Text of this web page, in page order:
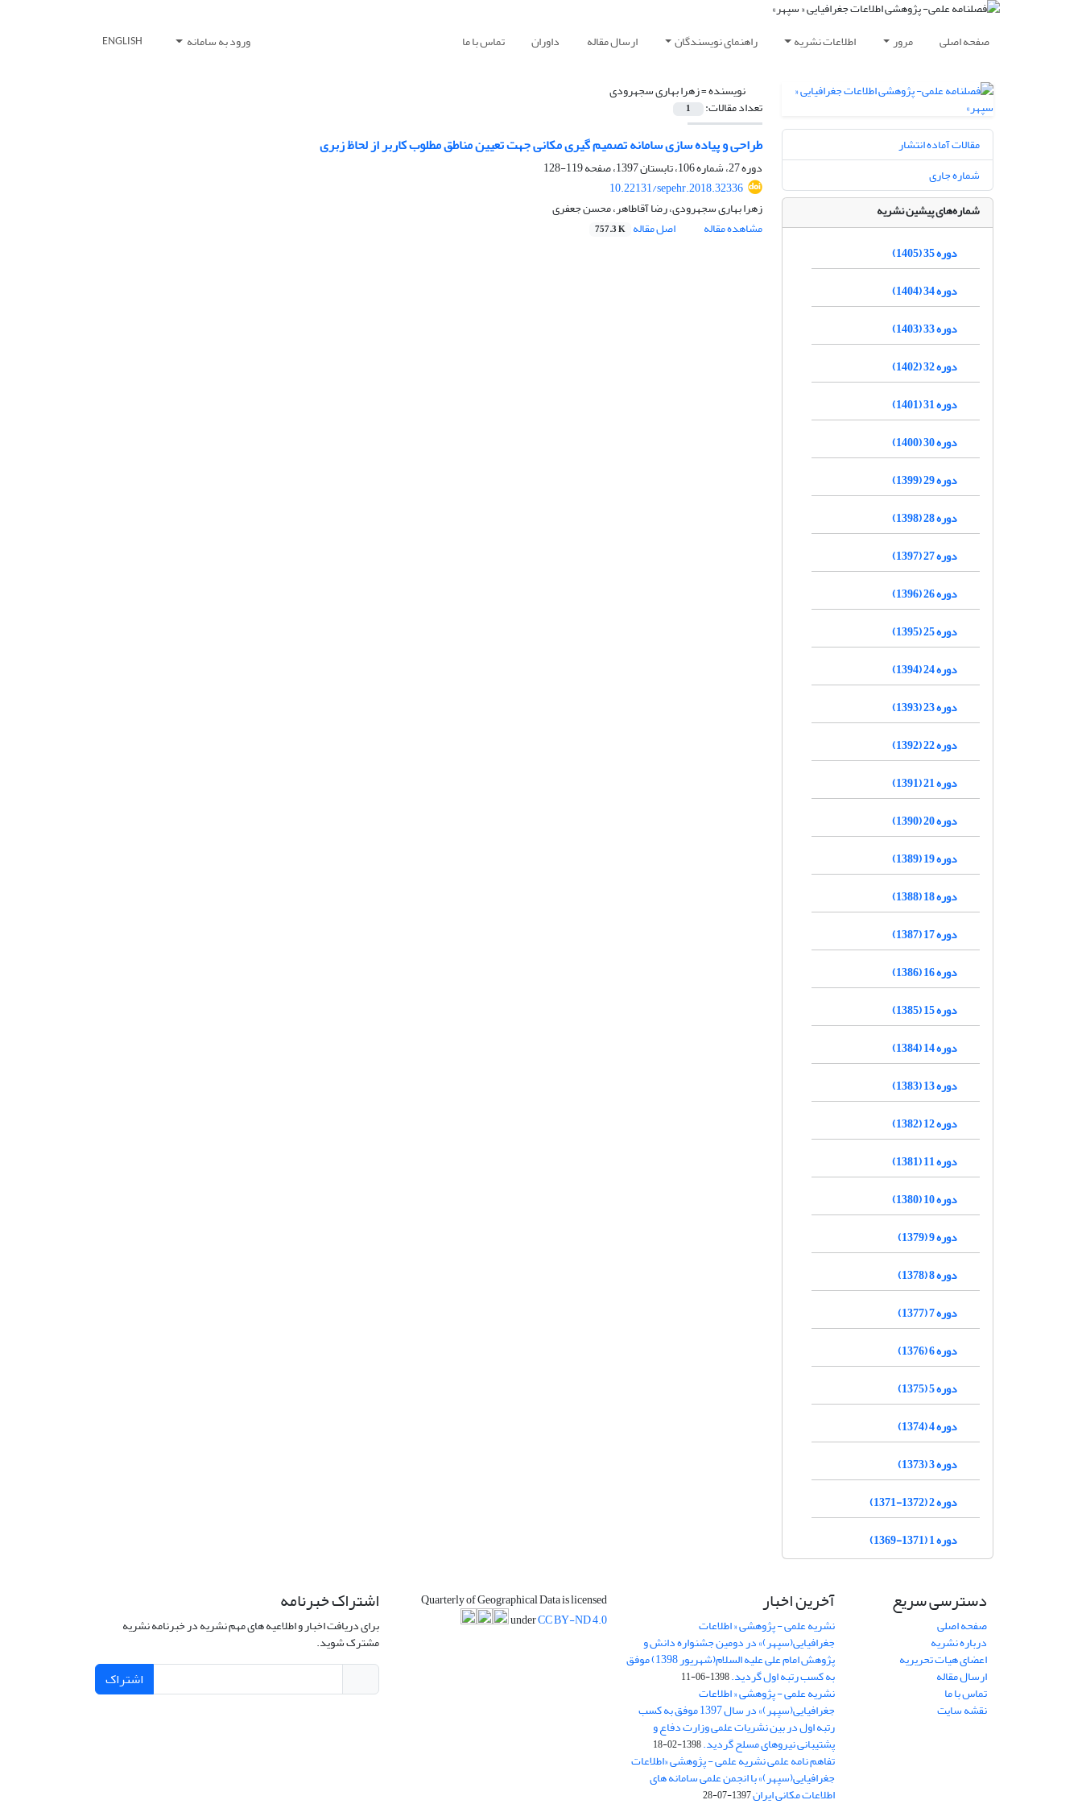
صفحه اصلی مرور اطلاعات نشریه راهنمای نویسندگان ارسال مقاله داوران تماس با ما ورود به سامانه ENGLISH
نویسنده =زهرا بهاری سجهرودی
تعداد مقالات: 1
طراحی و پیاده سازی سامانه تصمیم گیری مکانی جهت تعیین مناطق مطلوب کاربر از لحاظ زبری
دوره 27، شماره 106، تابستان 1397، صفحه
119-128
10.22131/sepehr.2018.32336
زهرا بهاری سجهرودی، رضا آقاطاهر، محسن جعفری
مشاهده مقاله
اصل مقاله 757.3 K
مقالات آماده انتشار
شماره جاری
شماره‌های پیشین نشریه
دوره 35 (1405)
دوره 34 (1404)
دوره 33 (1403)
دوره 32 (1402)
دوره 31 (1401)
دوره 30 (1400)
دوره 29 (1399)
دوره 28 (1398)
دوره 27 (1397)
دوره 26 (1396)
دوره 25 (1395)
دوره 24 (1394)
دوره 23 (1393)
دوره 22 (1392)
دوره 21 (1391)
دوره 20 (1390)
دوره 19 (1389)
دوره 18 (1388)
دوره 17 (1387)
دوره 16 (1386)
دوره 15 (1385)
دوره 14 (1384)
دوره 13 (1383)
دوره 12 (1382)
دوره 11 (1381)
دوره 10 (1380)
دوره 9 (1379)
دوره 8 (1378)
دوره 7 (1377)
دوره 6 (1376)
دوره 5 (1375)
دوره 4 (1374)
دوره 3 (1373)
دوره 2 (1372-1371)
دوره 1 (1371-1369)
دسترسی سریع
صفحه اصلی
درباره نشریه
اعضای هیات تحریریه
ارسال مقاله
تماس با ما
نقشه سایت
آخرین اخبار
نشریه علمی - پژوهشی « اطلاعات
جغرافیایی(سپهر)» در دومین جشنواره دانش و
پژوهش امام علی علیه السلام(شهریور 1398) موفق
به کسب رتبه اول گردید.1398-06-11
نشریه علمی - پژوهشی « اطلاعات
جغرافیایی(سپهر)» در سال 1397 موفق به کسب
رتبه اول در بین نشریات علمی وزارت دفاع و
پشتیبانی نیروهای مسلح گردید.1398-02-18
تفاهم نامه علمی نشریه علمی - پژوهشی «اطلاعات
جغرافیایی(سپهر)» با انجمن علمی سامانه های
اطلاعات مکانی ایران1397-07-28
Quarterly of Geographical Data is licensed
underCC BY-ND 4.0
اشتراک خبرنامه
برای دریافت اخبار و اطلاعیه های مهم نشریه در خبرنامه نشریه
مشترک شوید.
اشتراک